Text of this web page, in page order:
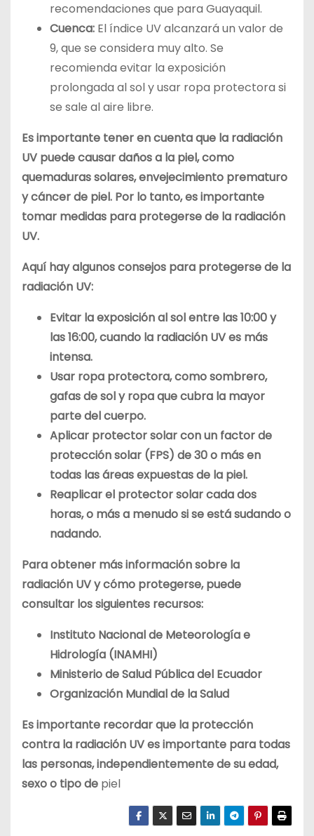
recomendaciones que para Guayaquil.
Cuenca: El índice UV alcanzará un valor de
9, que se considera muy alto. Se
recomienda evitar la exposición
prolongada al sol y usar ropa protectora si
se sale al aire libre.
Es importante tener en cuenta que la radiación
UV puede causar daños a la piel, como
quemaduras solares, envejecimiento prematuro
y cáncer de piel. Por lo tanto, es importante
tomar medidas para protegerse de la radiación
UV.
Aquí hay algunos consejos para protegerse de la
radiación UV:
Evitar la exposición al sol entre las 10:00 y
las 16:00, cuando la radiación UV es más
intensa.
Usar ropa protectora, como sombrero,
gafas de sol y ropa que cubra la mayor
parte del cuerpo.
Aplicar protector solar con un factor de
protección solar (FPS) de 30 o más en
todas las áreas expuestas de la piel.
Reaplicar el protector solar cada dos
horas, o más a menudo si se está sudando o
nadando.
Para obtener más información sobre la
radiación UV y cómo protegerse, puede
consultar los siguientes recursos:
Instituto Nacional de Meteorología e
Hidrología (INAMHI)
Ministerio de Salud Pública del Ecuador
Organización Mundial de la Salud
Es importante recordar que la protección
contra la radiación UV es importante para todas
las personas, independientemente de su edad,
sexo o tipo de piel